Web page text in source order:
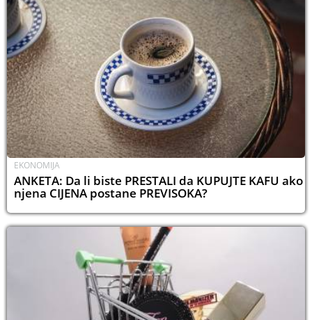
EKONOMIJA
ANKETA: Da li biste PRESTALI da KUPUJTE KAFU ako
njena CIJENA postane PREVISOKA?